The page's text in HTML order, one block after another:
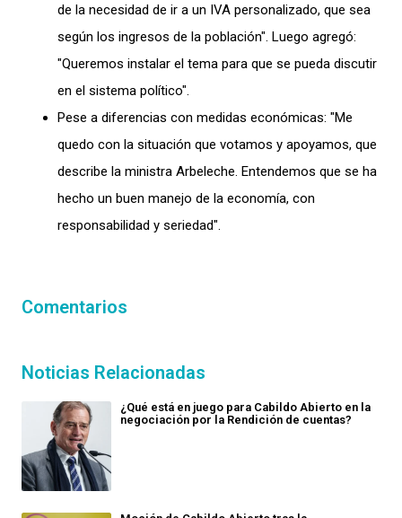
de la necesidad de ir a un IVA personalizado, que sea
según los ingresos de la población". Luego agregó:
"Queremos instalar el tema para que se pueda discutir
en el sistema político".
Pese a diferencias con medidas económicas: "Me
quedo con la situación que votamos y apoyamos, que
describe la ministra Arbeleche. Entendemos que se ha
hecho un buen manejo de la economía, con
responsabilidad y seriedad".
Comentarios
Noticias Relacionadas
¿Qué está en juego para Cabildo Abierto en la
negociación por la Rendición de cuentas?